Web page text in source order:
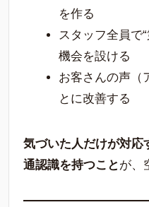
を作る
スタッフ全員で
機会を設ける
お客さんの声（
とに改善する
気づいた人だけが対応
通認識を持つことが、